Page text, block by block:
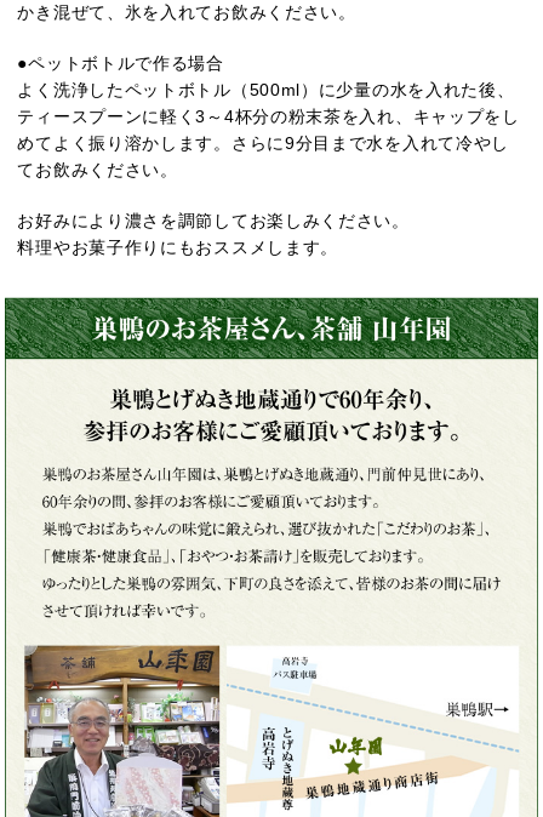
かき混ぜて、氷を入れてお飲みください。
●ペットボトルで作る場合
よく洗浄したペットボトル（500ml）に少量の水を入れた後、
ティースプーンに軽く3～4杯分の粉末茶を入れ、キャップをし
めてよく振り溶かします。さらに9分目まで水を入れて冷やし
てお飲みください。
お好みにより濃さを調節してお楽しみください。
料理やお菓子作りにもおススメします。